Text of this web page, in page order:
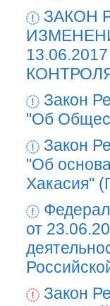
ЗАКОН
Закон
"Об
Закон
"Об
Хакасия"
от
Закон